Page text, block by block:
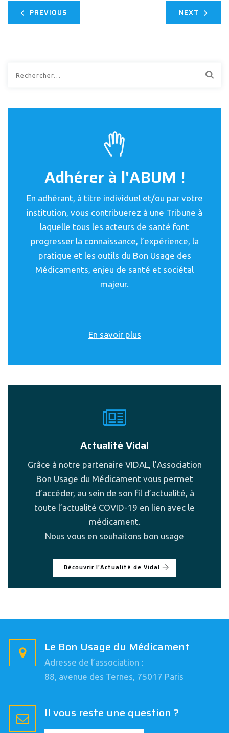
PREVIOUS NEXT
Adhérer à l'ABUM !
En adhérant, à titre individuel et/ou par votre
institution, vous contribuerez à une Tribune à
laquelle tous les acteurs de santé font
progresser la connaissance, l’expérience, la
pratique et les outils du Bon Usage des
Médicaments, enjeu de santé et sociétal
majeur.
En savoir plus
Actualité Vidal
Grâce à notre partenaire VIDAL, l’Association
Bon Usage du Médicament vous permet
d’accéder, au sein de son fil d’actualité, à
toute l’actualité COVID-19 en lien avec le
médicament.
Nous vous en souhaitons bon usage
Découvrir l'Actualité de Vidal
Le Bon Usage du Médicament
Adresse de l’association :
88, avenue des Ternes, 75017 Paris
Il vous reste une question ?